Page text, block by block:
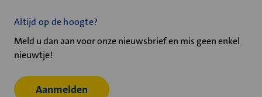
Altijd op de hoogte?
Meld u dan aan voor onze nieuwsbrief en mis geen enkel
nieuwtje!
Aanmelden